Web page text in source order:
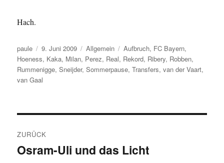
Hach.
Autor
paule
Veröffentlicht
am
9. Juni 2009 Kategorien
Allgemein Schlagwörter
Aufbruch, FC Bayern,
Hoeness, Kaka, Milan, Perez, Real, Rekord, Ribery, Robben,
Rummenigge,Sneijder,Sommerpause,Transfers,van der Vaart,
van Gaal
ZURÜCK
Vorheriger
Osram-Uli und das Licht